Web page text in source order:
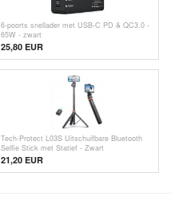
6-poorts snellader met USB-C PD & QC3.0 -
65W - zwart
25,80 EUR
Tech-Protect L03S Uitschuifbare Bluetooth
Selfie Stick met Statief - Zwart
21,20 EUR